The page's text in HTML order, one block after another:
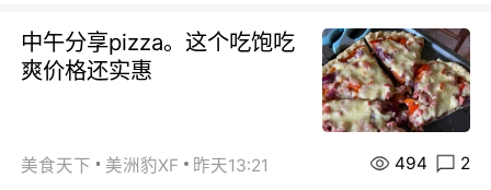
中午分享pizza。这个吃饱吃
爽价格还实惠
美食天下 美洲豹XF 昨天13:21 494 2